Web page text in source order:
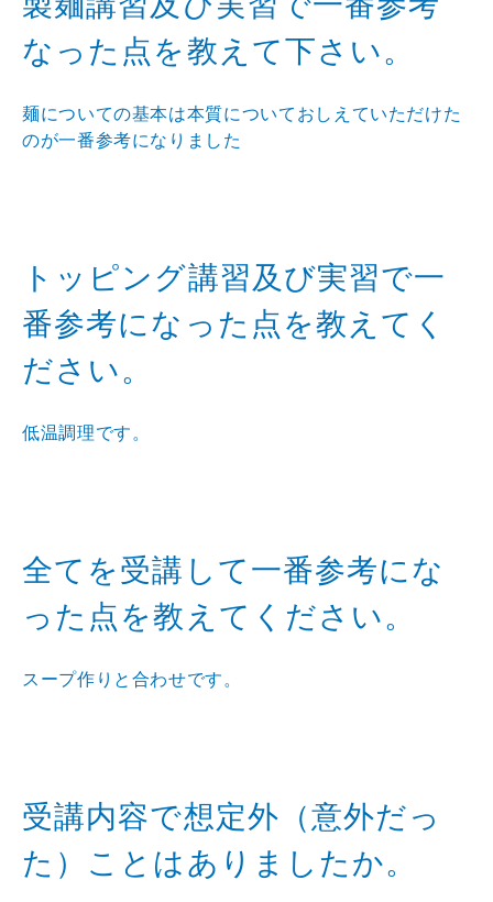
なった点を教えて下さい。
麺についての基本は本質についておしえていただけた
のが一番参考になりました
トッピング講習及び実習で一
番参考になった点を教えてく
ださい。
低温調理です。
全てを受講して一番参考にな
った点を教えてください。
スープ作りと合わせです。
受講内容で想定外（意外だっ
た）ことはありましたか。